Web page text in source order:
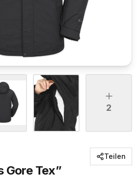
2
Gore Tex”
Teilen